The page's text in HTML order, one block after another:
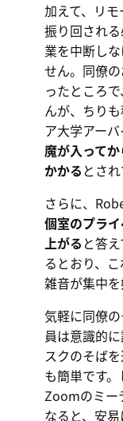
加えて、リ
振り回され
業を中断し
せん。同僚
ったところ
んが、ちり
ア大学アー
魔が入って
かかる とされ
さらに、
個室のプラ
上がる と答
るとおり、
雑音が集中を
気軽に同僚
員は意識的
スクのそば
も簡単です
Zoomのミー
なると、安